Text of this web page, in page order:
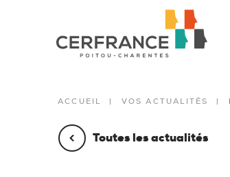
ACCUEIL VOS ACTUALITÉS
Toutes les actualités